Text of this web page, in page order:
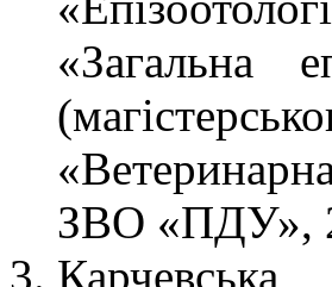
«Загальна
ЗВО «ПДУ»,